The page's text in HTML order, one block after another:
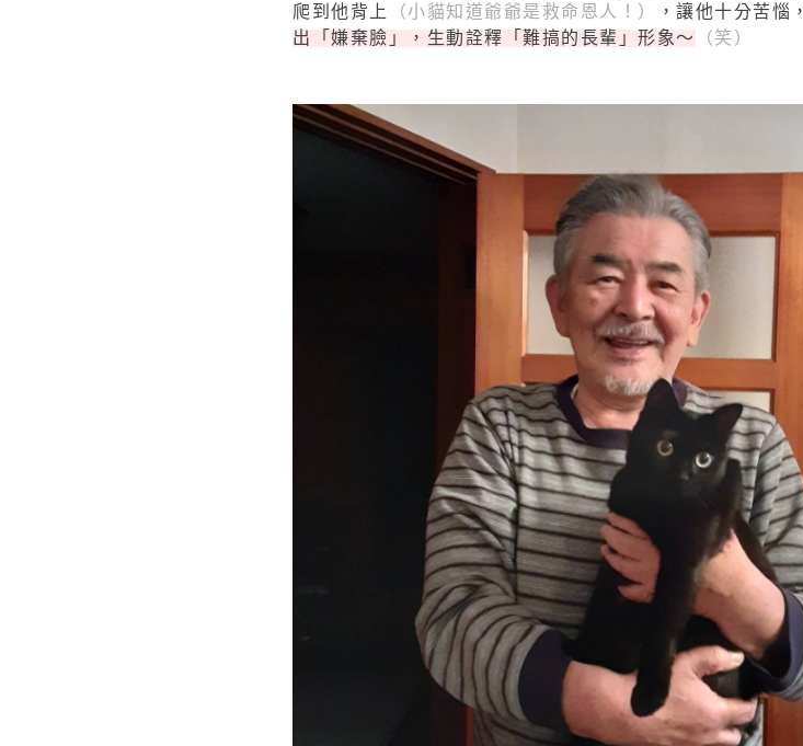
爬到他背上
（小貓知道爺爺是救命恩人！） ，讓他十分苦惱，
出「嫌棄臉」，生動詮釋「難搞的長輩」形象～
（笑）